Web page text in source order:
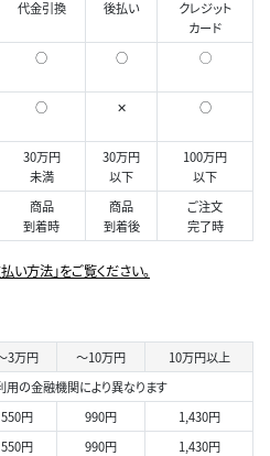
代金引換 後払い
クレジット
カード
○ ○ ◯
○ ✕ ○
30万円
未満
30万円
以下
100万円
以下
商品
到着時
商品
到着後
ご注文
完了時
方法」をご覧ください。
3万円 ～10万円
10万円以上
用の金融機関により異なります
550円 990円
1,430円
550円 990円 1,430円